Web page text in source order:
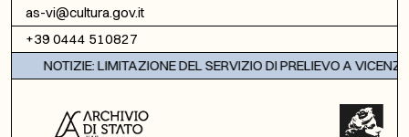
Vai al contenuto
as-vi@cultura.gov.it
+39 0444 510827
NOTIZIE: LIMITAZIONE DEL SERVIZIO DI PRELIEVO A VICENZA